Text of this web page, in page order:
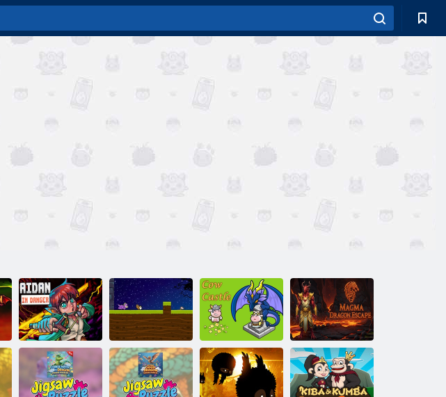
Aidan in Gefahr
Mausjagd 2
Player
Kuhschloss
Magma Dragon
entkommt